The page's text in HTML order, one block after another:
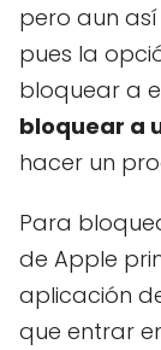
pero aun
pues la
bloquear a
bloquear a
hacer un
Para
de Apple
aplicación
que entrar